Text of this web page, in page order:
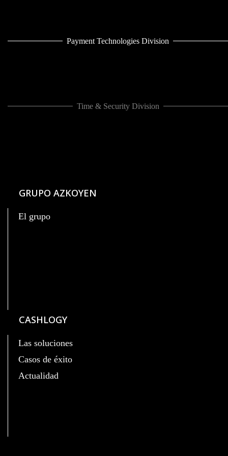
Payment Technologies Division
Time & Security Division
GRUPO AZKOYEN
El grupo
CASHLOGY
Las soluciones
Casos de éxito
Actualidad